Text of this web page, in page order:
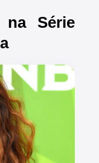
na Série